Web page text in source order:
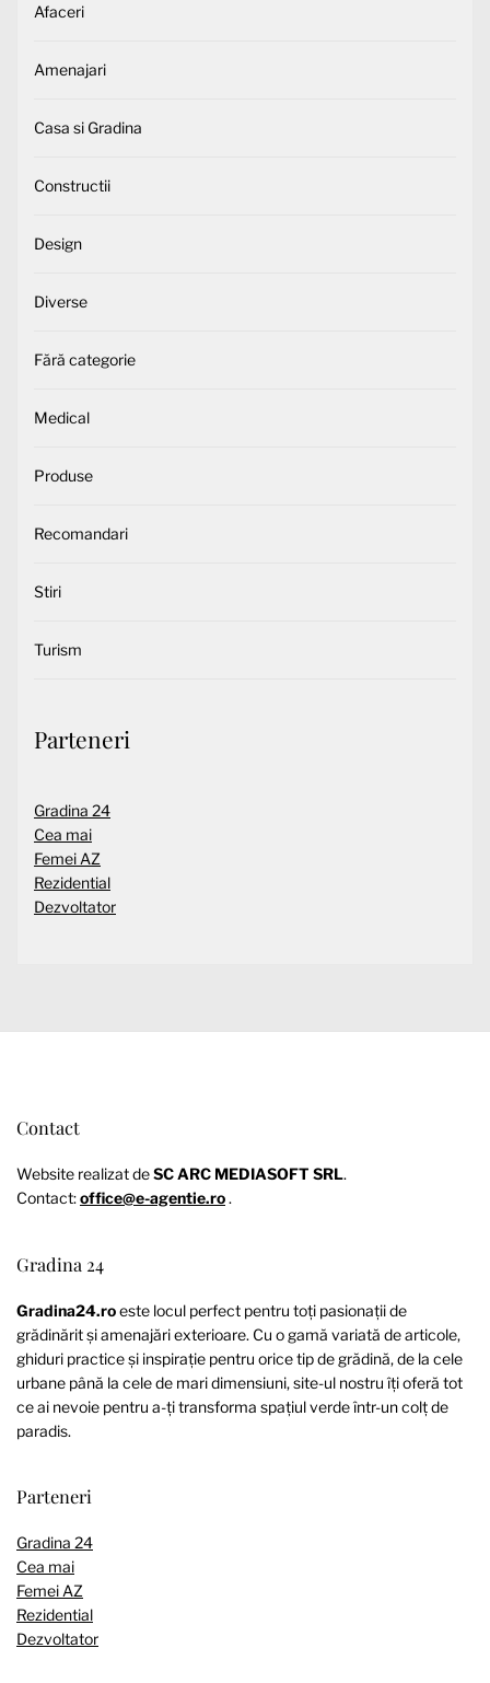
Afaceri
Amenajari
Casa si Gradina
Constructii
Design
Diverse
Fără categorie
Medical
Produse
Recomandari
Stiri
Turism
Parteneri
Gradina 24
Cea mai
Femei AZ
Rezidential
Dezvoltator
Contact
Website realizat deSC ARC MEDIASOFT SRL.
Contact:office@e-agentie.ro.
Gradina 24
Gradina24.roeste locul perfect pentru toți pasionații de
grădinărit și amenajări exterioare. Cu o gamă variată de articole,
ghiduri practice și inspirație pentru orice tip de grădină, de la cele
urbane până la cele de mari dimensiuni, site-ul nostru îți oferă tot
ce ai nevoie pentru a-ți transforma spațiul verde într-un colț de
paradis.
Parteneri
Gradina 24
Cea mai
Femei AZ
Rezidential
Dezvoltator